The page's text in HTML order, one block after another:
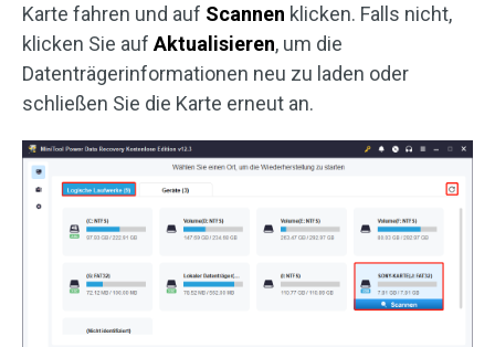
Karte fahren und auf Scannen klicken. Falls nicht,
klicken Sie auf Aktualisieren, um die
Datenträgerinformationen neu zu laden oder
schließen Sie die Karte erneut an.